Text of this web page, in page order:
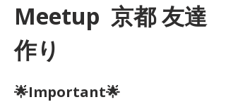
Meetup  京都 友達
作り
🌟Important🌟